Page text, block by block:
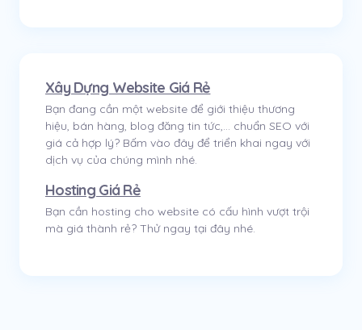
Xây Dựng Website Giá Rẻ
Bạn đang cần một website để giới thiệu thương
hiệu, bán hàng, blog đăng tin tức,... chuẩn SEO với
giá cả hợp lý? Bấm vào đây để triển khai ngay với
dịch vụ của chúng mình nhé.
Hosting Giá Rẻ
Bạn cần hosting cho website có cấu hình vượt trội
mà giá thành rẻ? Thử ngay tại đây nhé.